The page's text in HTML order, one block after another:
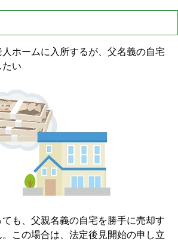
ホームに入所するが、父名義の自宅
たい
も、父親名義の自宅を勝手に売却す
この場合は、法定後見開始の申し立